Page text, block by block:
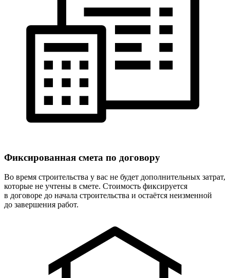
Фиксированная смета по договору
Во время строительства у вас не будет дополнительных затрат,
которые не учтены в смете. Стоимость фиксируется
в договоре до начала строительства и остаётся неизменной
до завершения работ.